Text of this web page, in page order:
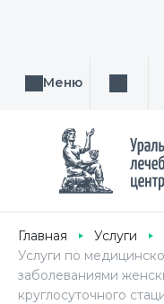
Меню Поиск
Главная Услуги
Услуги по
заболеваниями
круглосуточного